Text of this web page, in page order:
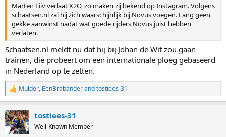
Marten Liiv verlaat X2O, zo maken zij bekend op Instagram. Volgens
schaatsen.nl zal hij zich waarschijnlijk bij Novus voegen. Lang geen
gekke aanwinst nadat wat goede rijders Novus juist hebben
verlaten.
Schaatsen.nl meldt nu dat hij bij Johan de Wit zou gaan
trainen, die probeert om een internationale ploeg gebaseerd
in Nederland op te zetten.
R
e
c
t
i
Mulder, EenBrabanderandtostiees-31
tostiees-31
Well-Known Member